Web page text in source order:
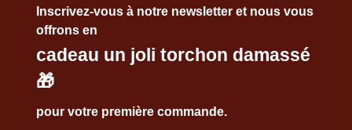
Inscrivez-vous à notre newsletter et nous vous
offrons en
cadeau un joli torchon damassé
🎁
pour votre première commande.